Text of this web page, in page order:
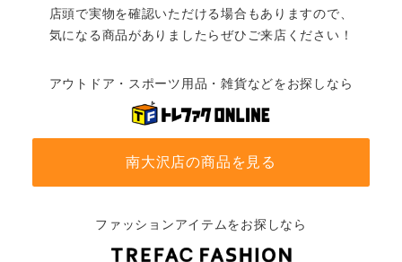
店頭で実物を確認いただける場合もありますので、
気になる商品がありましたらぜひご来店ください！
アウトドア・スポーツ用品・雑貨などをお探しなら
南大沢店の商品を見る
ファッションアイテムをお探しなら